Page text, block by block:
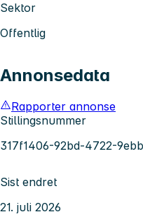
Sektor
Offentlig
Annonsedata
Rapporter annonse
Stillingsnummer
317f1406-92bd-4722-
Sist endret
21. juli 2026